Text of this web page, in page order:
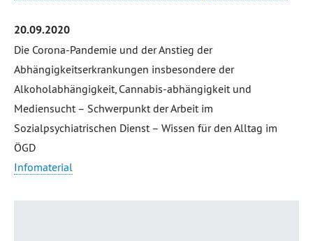
20.09.2020
Die Corona-Pandemie und der Anstieg der
Abhängigkeitserkrankungen insbesondere der
Alkoholabhängigkeit, Cannabis-abhängigkeit und
Mediensucht – Schwerpunkt der Arbeit im
Sozialpsychiatrischen Dienst – Wissen für den Alltag im
ÖGD
Infomaterial